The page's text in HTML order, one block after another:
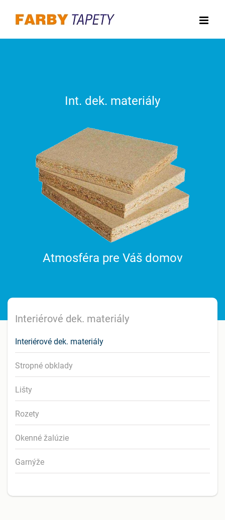
content
Int. dek. materiály
Atmosféra pre Váš domov
Interiérové dek. materiály
Interiérové dek. materiály
Stropné obklady
Lišty
Rozety
Okenné žalúzie
Garnýže